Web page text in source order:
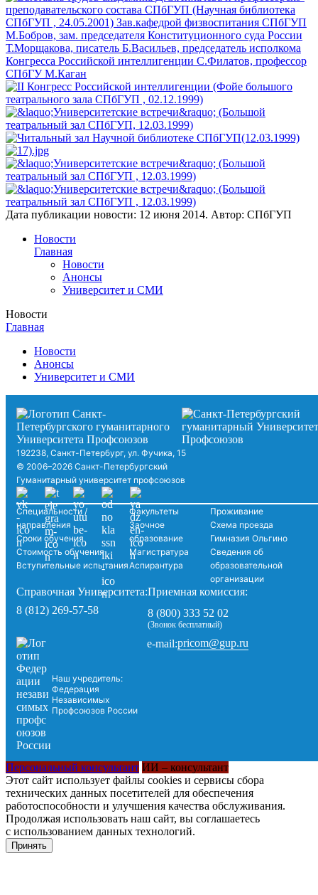
Дата публикации новости: 12 июня 2014. Автор: СПбГУП
Новости
Главная
Новости
Анонсы
Университет и СМИ
Новости
Главная
Новости
Анонсы
Университет и СМИ
192238, Санкт-Петербург, ул. Фучика, 15
© 2006–2026 Санкт-Петербургский
Гуманитарный университет профсоюзов
Специальности /
направления
Сроки обучения
Стоимость обучения
Вступительные испытания
Факультеты
Заочное
образование
Магистратура
Аспирантура
Проживание
Схема проезда
Гимназия Ольгино
Сведения об
образовательной
организации
Справочная Университета:
8 (812) 269-57-58
Приемная комиссия:
8 (800) 333 52 02
(Звонок бесплатный)
Наш учредитель:
Федерация
Независимых
Профсоюзов России
e-mail:pricom@gup.ru
Персональный консультант ИИ – консультант
Этот сайт использует файлы cookies и сервисы сбора
технических данных посетителей для обеспечения
работоспособности и улучшения качества обслуживания.
Продолжая использовать наш сайт, вы соглашаетесь
с использованием данных технологий.
Принять